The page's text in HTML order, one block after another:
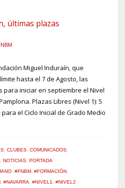
últimas plazas
Miguel Induraín, que
hasta el 7 de Agosto, las
iniciar en septiembre el Nivel
Plazas Libres (Nivel 1): 5
el Ciclo Inicial de Grado Medio
CLUBES COMUNICADOS
NOTICIAS PORTADA
#FNBM #FORMACIÓN
#NAVARRA #NIVEL1 #NIVEL2